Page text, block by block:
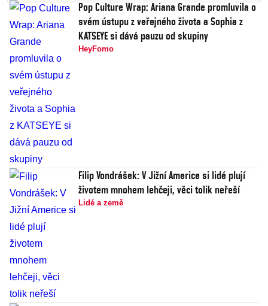
Pop Culture Wrap: Ariana Grande promluvila o
svém ústupu z veřejného života a Sophia z
KATSEYE si dává pauzu od skupiny
HeyFomo
Filip Vondrášek: V Jižní Americe si lidé plují
životem mnohem lehčeji, věci tolik neřeší
Lidé a země